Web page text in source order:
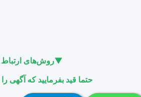
▼روش‌های ارتباط
حتما قید بفرمایید که آگهی